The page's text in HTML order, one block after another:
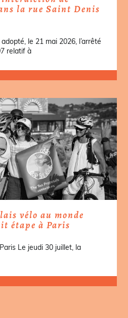
la rue Saint Denis
le 21 mai 2026, l’arrêté
relatif à
vélo au monde
étape à Paris
Le jeudi 30 juillet, la